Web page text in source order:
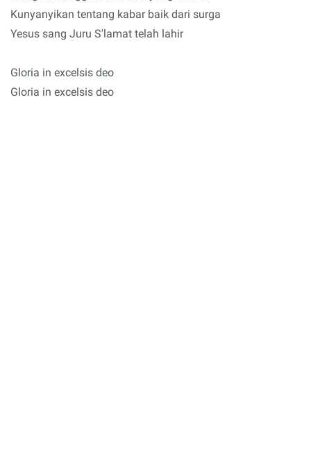
Kunyanyikan tentang kabar baik dari surga
Yesus sang Juru S'lamat telah lahir
Gloria in excelsis deo
Gloria in excelsis deo